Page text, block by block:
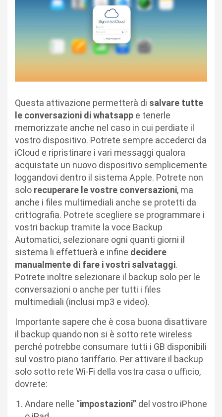
Questa attivazione permetterà di salvare tutte
le conversazioni di whatsapp e tenerle
memorizzate anche nel caso in cui perdiate il
vostro dispositivo. Potrete sempre accederci da
iCloud e ripristinare i vari messaggi qualora
acquistate un nuovo dispositivo semplicemente
loggandovi dentro il sistema Apple. Potrete non
solo recuperare le vostre conversazioni, ma
anche i files multimediali anche se protetti da
crittografia. Potrete scegliere se programmare i
vostri backup tramite la voce Backup
Automatici, selezionare ogni quanti giorni il
sistema li effettuerà e infine decidere
manualmente di fare i vostri salvataggi.
Potrete inoltre selezionare il backup solo per le
conversazioni o anche per tutti i files
multimediali (inclusi mp3 e video).
Importante sapere che è cosa buona disattivare
il backup quando non si è sotto rete wireless
perché potrebbe consumare tutti i GB disponibili
sul vostro piano tariffario. Per attivare il backup
solo sotto rete Wi-Fi della vostra casa o ufficio,
dovrete:
Andare nelle “impostazioni” del vostro iPhone